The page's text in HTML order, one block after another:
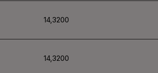
14,3200
14,3200